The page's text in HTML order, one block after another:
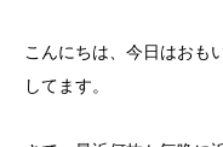
こんにちは、今日はおも
してます。